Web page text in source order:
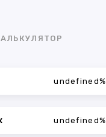
undefined%
undefined%